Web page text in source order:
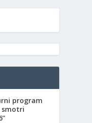
program
smotri